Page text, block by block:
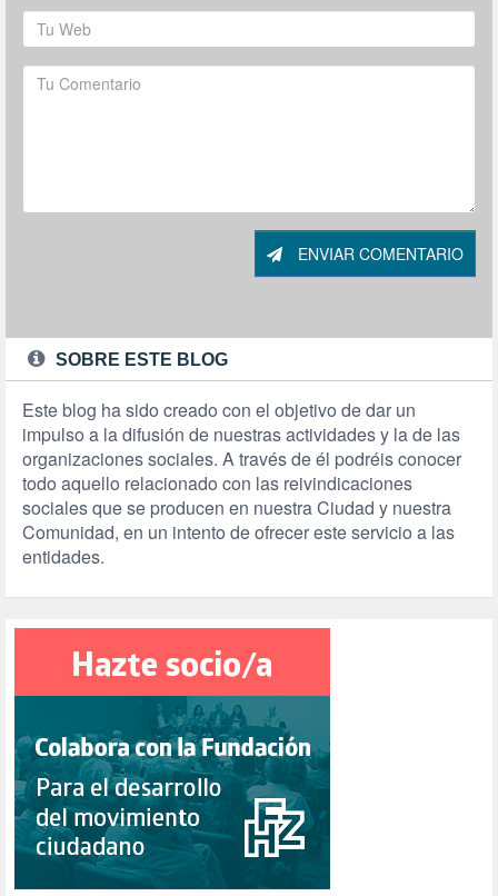
ENVIAR COMENTARIO
SOBRE ESTE BLOG
Este blog ha sido creado con el objetivo de dar un
impulso a la difusión de nuestras actividades y la de las
organizaciones sociales. A través de él podréis conocer
todo aquello relacionado con las reivindicaciones
sociales que se producen en nuestra Ciudad y nuestra
Comunidad, en un intento de ofrecer este servicio a las
entidades.